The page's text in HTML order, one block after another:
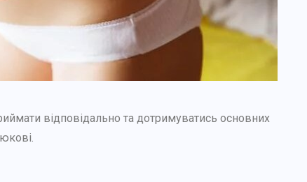
відповідально та дотримуватись основних